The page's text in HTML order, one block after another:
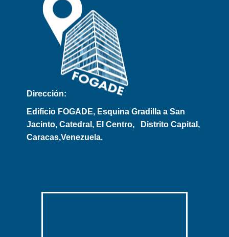
Dirección:
Edificio FOGADE, Esquina Gradilla a San
Jacinto, Catedral, El Centro,
Distrito Capital,
Caracas,Venezuela.